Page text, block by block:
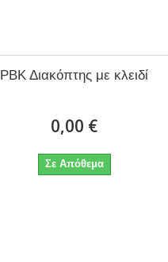
PΒΚ Διακόπτης με κλειδί
0,00 €
Σε Απόθεμα